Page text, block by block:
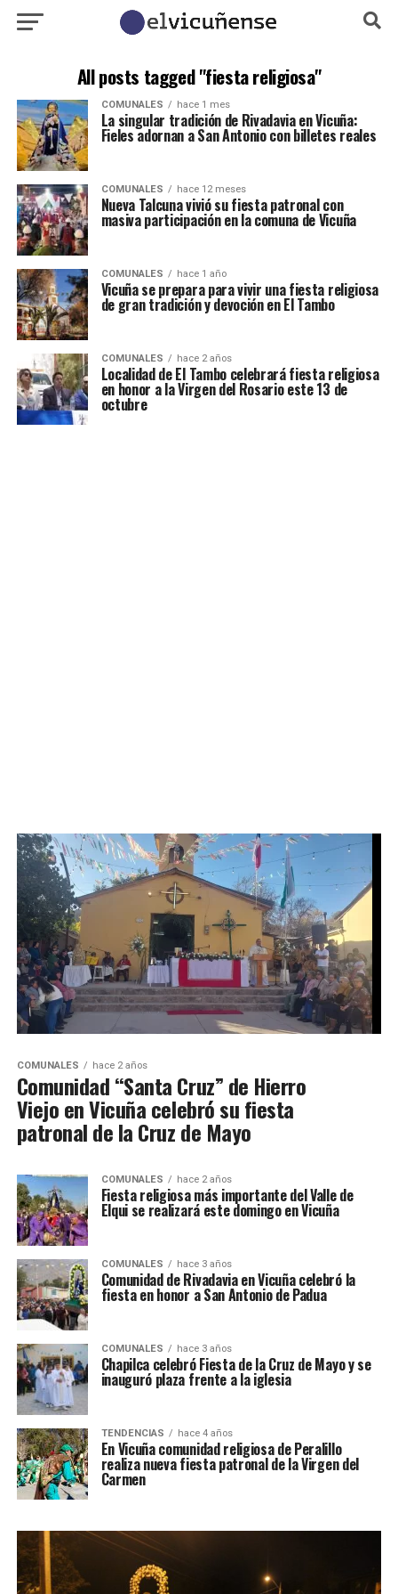
All posts tagged "fiesta religiosa"
COMUNALES hace 1 mes
La singular tradición de Rivadavia en Vicuña:
Fieles adornan a San Antonio con billetes reales
COMUNALES hace 12 meses
Nueva Talcuna vivió su fiesta patronal con
masiva participación en la comuna de Vicuña
COMUNALES hace 1 año
Vicuña se prepara para vivir una fiesta religiosa
de gran tradición y devoción en El Tambo
COMUNALES hace 2 años
Localidad de El Tambo celebrará fiesta religiosa
en honor a la Virgen del Rosario este 13 de
octubre
COMUNALES hace 2 años
Comunidad “Santa Cruz” de Hierro
Viejo en Vicuña celebró su fiesta
patronal de la Cruz de Mayo
COMUNALES hace 2 años
Fiesta religiosa más importante del Valle de
Elqui se realizará este domingo en Vicuña
COMUNALES hace 3 años
Comunidad de Rivadavia en Vicuña celebró la
fiesta en honor a San Antonio de Padua
COMUNALES hace 3 años
Chapilca celebró Fiesta de la Cruz de Mayo y se
inauguró plaza frente a la iglesia
TENDENCIAS hace 4 años
En Vicuña comunidad religiosa de Peralillo
realiza nueva fiesta patronal de la Virgen del
Carmen